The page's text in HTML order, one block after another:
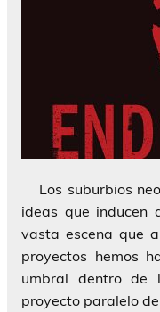
Los suburbios
ideas que inducen
vasta escena que
proyectos hemos
umbral dentro de
proyecto paralelo